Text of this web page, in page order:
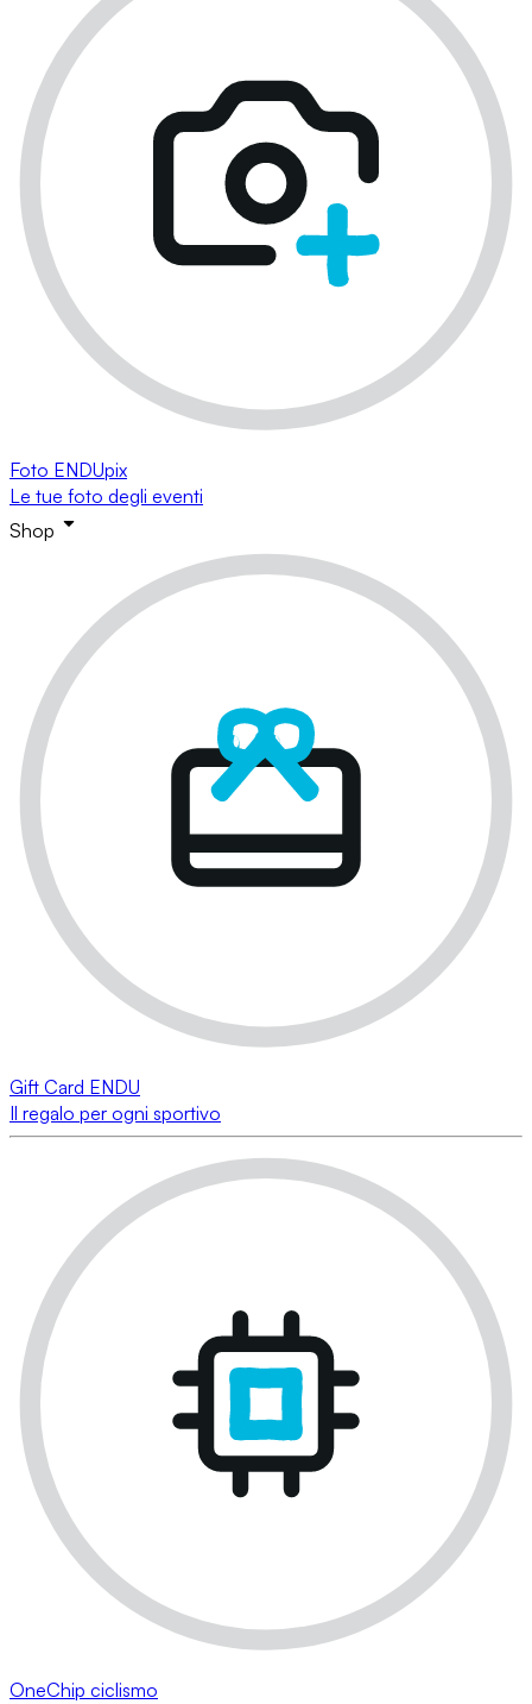
Foto ENDUpix
Le tue foto degli eventi
Shop
Gift Card ENDU
Il regalo per ogni sportivo
OneChip ciclismo